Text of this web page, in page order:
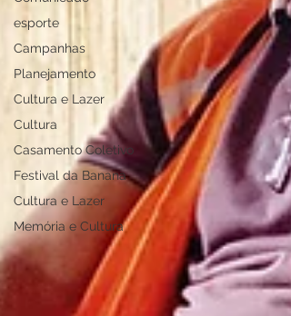
esporte
Campanhas
Planejamento
Cultura e Lazer
Cultura
Casamento Coletivo
Festival da Banana
Cultura e Lazer
Memória e Cultura